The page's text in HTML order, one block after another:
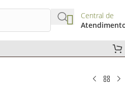
Central de